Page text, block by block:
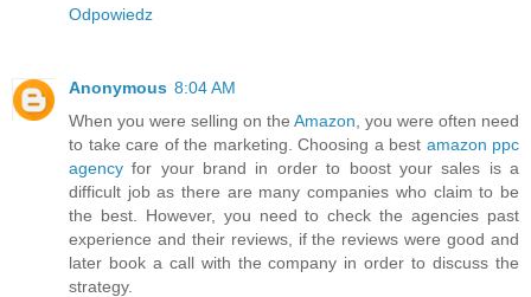
Odpowiedz
Anonymous 8:04 AM
When you were selling on the Amazon , you were often need
to take care of the marketing. Choosing a best amazon ppc
agency for your brand in order to boost your sales is a
difficult job as there are many companies who claim to be
the best. However, you need to check the agencies past
experience and their reviews, if the reviews were good and
later book a call with the company in order to discuss the
strategy.